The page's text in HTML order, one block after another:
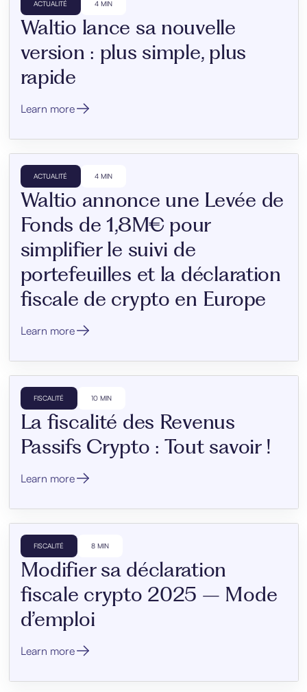
ACTUALITÉ 4 MIN
Waltio lance sa nouvelle
version : plus simple, plus
rapide
Learn more
ACTUALITÉ 4 MIN
Waltio annonce une Levée de
Fonds de 1,8M€ pour
simplifier le suivi de
portefeuilles et la déclaration
fiscale de crypto en Europe
Learn more
FISCALITÉ 10 MIN
La fiscalité des Revenus
Passifs Crypto : Tout savoir !
Learn more
FISCALITÉ 8 MIN
Modifier sa déclaration
fiscale crypto 2025 – Mode
d’emploi
Learn more